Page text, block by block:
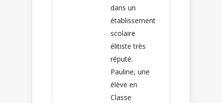
dans un
établissement
scolaire
élitiste très
réputé.
Pauline, une
élève en
Classe